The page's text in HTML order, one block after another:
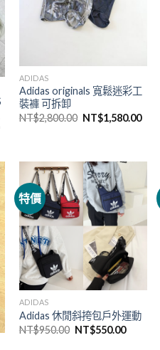
ADIDAS
Adidas originals 寬鬆迷彩工
裝褲 可拆卸
NT$2,800.00 NT$1,580.00
特價
ADIDAS
Adidas 休閒斜挎包戶外運動
NT$950.00 NT$550.00